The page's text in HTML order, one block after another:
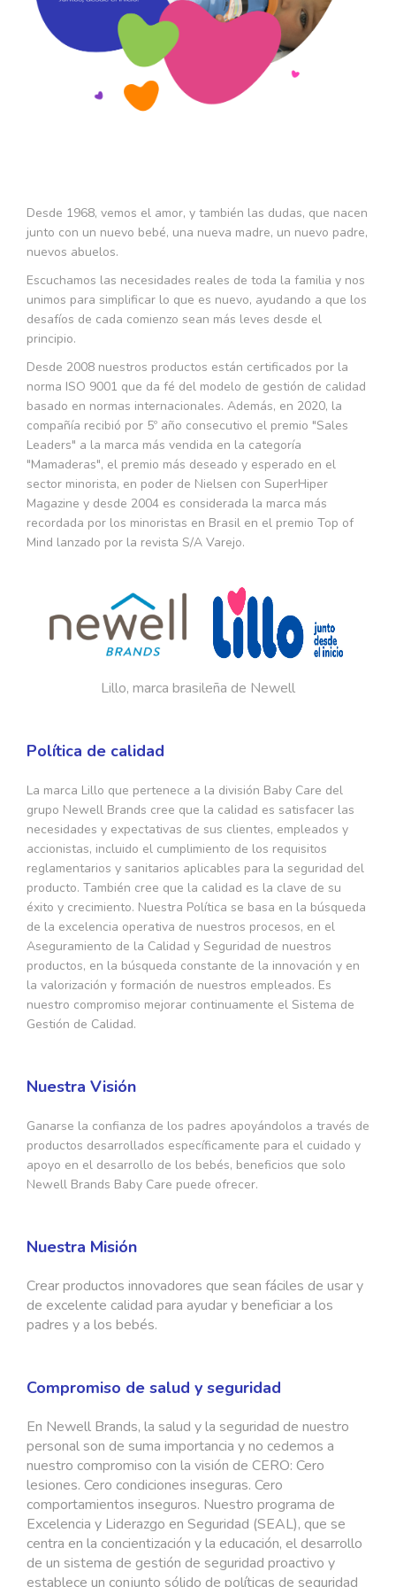
Desde 1968, vemos el amor, y también las dudas, que nacen
junto con un nuevo bebé, una nueva madre, un nuevo padre,
nuevos abuelos.
Escuchamos las necesidades reales de toda la familia y nos
unimos para simplificar lo que es nuevo, ayudando a que los
desafíos de cada comienzo sean más leves desde el
principio.
Desde 2008 nuestros productos están certificados por la
norma ISO 9001 que da fé del modelo de gestión de calidad
basado en normas internacionales. Además, en 2020, la
compañía recibió por 5º año consecutivo el premio "Sales
Leaders" a la marca más vendida en la categoría
"Mamaderas", el premio más deseado y esperado en el
sector minorista, en poder de Nielsen con SuperHiper
Magazine y desde 2004 es considerada la marca más
recordada por los minoristas en Brasil en el premio Top of
Mind lanzado por la revista S/A Varejo.
Lillo, marca brasileña de Newell
Política de calidad
La marca Lillo que pertenece a la división Baby Care del
grupo Newell Brands cree que la calidad es satisfacer las
necesidades y expectativas de sus clientes, empleados y
accionistas, incluido el cumplimiento de los requisitos
reglamentarios y sanitarios aplicables para la seguridad del
producto. También cree que la calidad es la clave de su
éxito y crecimiento. Nuestra Política se basa en la búsqueda
de la excelencia operativa de nuestros procesos, en el
Aseguramiento de la Calidad y Seguridad de nuestros
productos, en la búsqueda constante de la innovación y en
la valorización y formación de nuestros empleados. Es
nuestro compromiso mejorar continuamente el Sistema de
Gestión de Calidad.
Nuestra Visión
Ganarse la confianza de los padres apoyándolos a través de
productos desarrollados específicamente para el cuidado y
apoyo en el desarrollo de los bebés, beneficios que solo
Newell Brands Baby Care puede ofrecer.
Nuestra Misión
Crear productos innovadores que sean fáciles de usar y
de excelente calidad para ayudar y beneficiar a los
padres y a los bebés.
Compromiso de salud y seguridad
En Newell Brands, la salud y la seguridad de nuestro
personal son de suma importancia y no cedemos a
nuestro compromiso con la visión de CERO: Cero
lesiones. Cero condiciones inseguras. Cero
comportamientos inseguros. Nuestro programa de
Excelencia y Liderazgo en Seguridad (SEAL), que se
centra en la concientización y la educación, el desarrollo
de un sistema de gestión de seguridad proactivo y
establece un conjunto sólido de políticas de seguridad